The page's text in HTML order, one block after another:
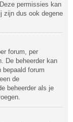
permissies kan
zijn dus ook degene
forum, per
De beheerder kan
bepaald forum
de
beheerder als je